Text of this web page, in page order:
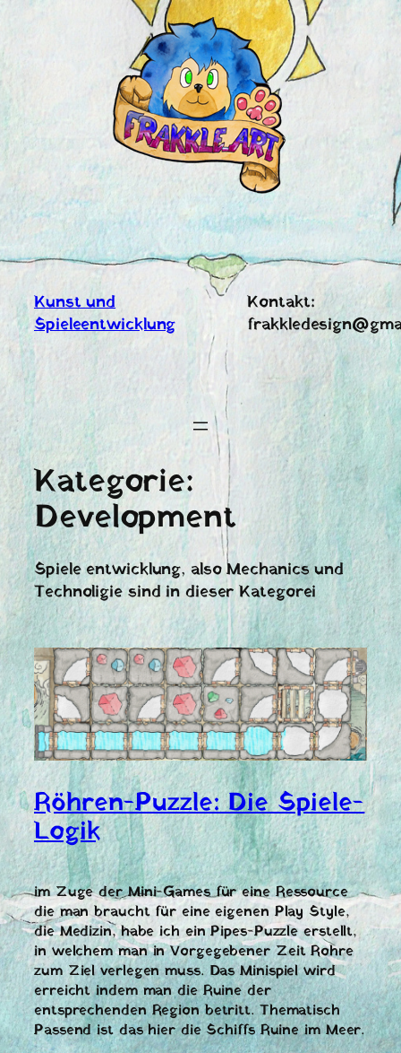
Kunst und
Spieleentwicklung
Kontakt:
Kategorie:
Development
Spiele entwicklung, also Mechanics und
Technoligie sind in dieser Kategorei
Röhren-Puzzle: Die Spiele-
Logik
im Zuge der Mini-Games für eine Ressource
die man braucht für eine eigenen Play Style,
die Medizin, habe ich ein Pipes-Puzzle erstellt,
in welchem man in Vorgegebener Zeit Rohre
zum Ziel verlegen muss. Das Minispiel wird
erreicht indem man die Ruine der
entsprechenden Region betritt. Thematisch
Passend ist das hier die Schiffs Ruine im Meer.